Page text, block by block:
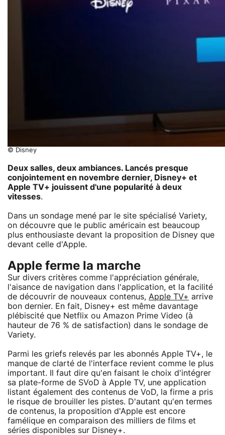
© Disney
Deux salles, deux ambiances. Lancés presque
conjointement en novembre dernier, Disney+ et
Apple TV+ jouissent d'une popularité à deux
vitesses.
Dans un sondage mené par le site spécialisé Variety,
on découvre que le public américain est beaucoup
plus enthousiaste devant la proposition de Disney que
devant celle d'Apple.
Apple ferme la marche
Sur divers critères comme l'appréciation générale,
l'aisance de navigation dans l'application, et la facilité
de découvrir de nouveaux contenus, Apple TV+ arrive
bon dernier. En fait, Disney+ est même davantage
plébiscité que Netflix ou Amazon Prime Video (à
hauteur de 76 % de satisfaction) dans le sondage de
Variety.
Parmi les griefs relevés par les abonnés Apple TV+, le
manque de clarté de l'interface revient comme le plus
important. Il faut dire qu'en faisant le choix d'intégrer
sa plate-forme de SVoD à Apple TV, une application
listant également des contenus de VoD, la firme a pris
le risque de brouiller les pistes. D'autant qu'en termes
de contenus, la proposition d'Apple est encore
famélique en comparaison des milliers de films et
séries disponibles sur Disney+.